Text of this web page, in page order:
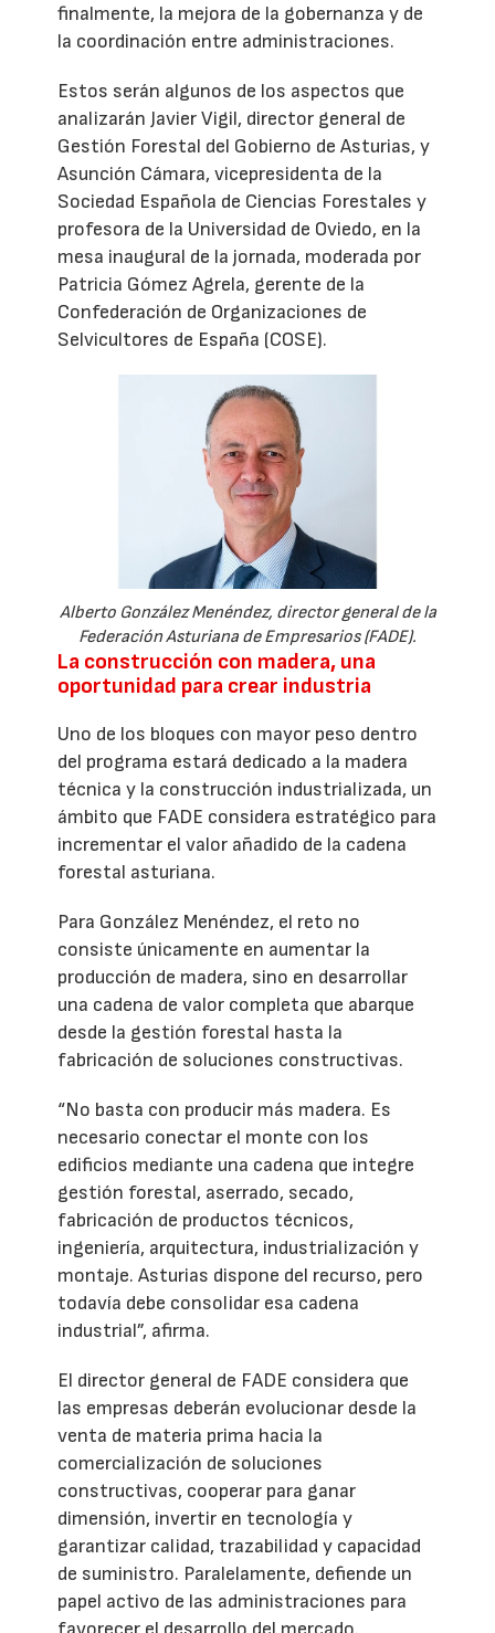
finalmente, la mejora de la gobernanza y de
la coordinación entre administraciones.
Estos serán algunos de los aspectos que
analizarán Javier Vigil, director general de
Gestión Forestal del Gobierno de Asturias, y
Asunción Cámara, vicepresidenta de la
Sociedad Española de Ciencias Forestales y
profesora de la Universidad de Oviedo, en la
mesa inaugural de la jornada, moderada por
Patricia Gómez Agrela, gerente de la
Confederación de Organizaciones de
Selvicultores de España (COSE).
Alberto González Menéndez, director general de la
Federación Asturiana de Empresarios (FADE).
La construcción con madera, una
oportunidad para crear industria
Uno de los bloques con mayor peso dentro
del programa estará dedicado a la madera
técnica y la construcción industrializada, un
ámbito que FADE considera estratégico para
incrementar el valor añadido de la cadena
forestal asturiana.
Para González Menéndez, el reto no
consiste únicamente en aumentar la
producción de madera, sino en desarrollar
una cadena de valor completa que abarque
desde la gestión forestal hasta la
fabricación de soluciones constructivas.
“No basta con producir más madera. Es
necesario conectar el monte con los
edificios mediante una cadena que integre
gestión forestal, aserrado, secado,
fabricación de productos técnicos,
ingeniería, arquitectura, industrialización y
montaje. Asturias dispone del recurso, pero
todavía debe consolidar esa cadena
industrial”, afirma.
El director general de FADE considera que
las empresas deberán evolucionar desde la
venta de materia prima hacia la
comercialización de soluciones
constructivas, cooperar para ganar
dimensión, invertir en tecnología y
garantizar calidad, trazabilidad y capacidad
de suministro. Paralelamente, defiende un
papel activo de las administraciones para